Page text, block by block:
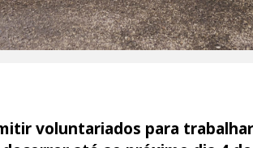
voluntariados para